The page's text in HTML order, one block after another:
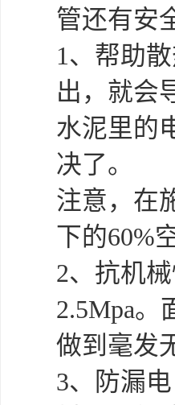
管还有安
1、帮助
出，就会
水泥里的
决了。
注意，在
下的60%
2、抗机
2.5Mpa。
做到毫发
3、防漏